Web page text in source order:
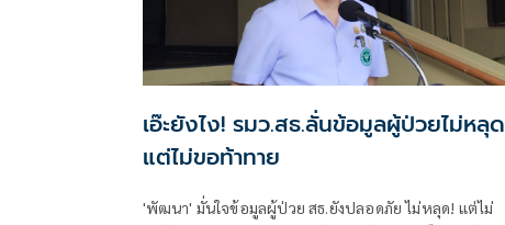
เอ๊ะยังไง! รมว.สธ.ลั่นข้อมูลผู้ป่วยไม่หลุด
แต่ไม่ขอท้าทาย
'พัฒนา' มั่นใจข้อมูลผู้ป่วย สธ.ยังปลอดภัย ไม่หลุด! แต่ไม่